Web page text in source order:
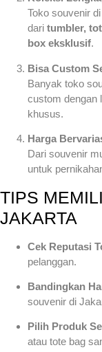
Toko souvenir
dari tumbler,
box eksklusif.
Bisa Custom
Banyak toko
custom dengan
khusus.
Harga
Dari souvenir
untuk
TIPS
JAKARTA
Cek Reputasi
pelanggan.
Bandingkan
souvenir di
Pilih Produk
atau tote bag